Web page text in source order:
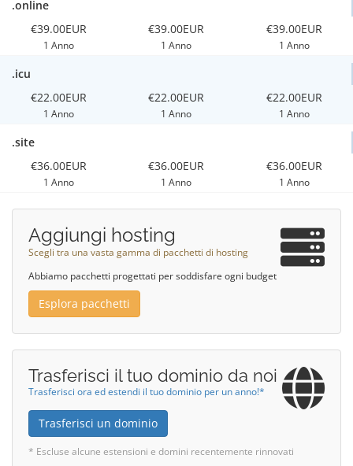
.online
€39.00EUR
1 Anno
€39.00EUR
1 Anno
€39.00EUR
1 Anno
.icu
€22.00EUR
1 Anno
€22.00EUR
1 Anno
€22.00EUR
1 Anno
.site
€36.00EUR
1 Anno
€36.00EUR
1 Anno
€36.00EUR
1 Anno
Aggiungi hosting
Scegli tra una vasta gamma di pacchetti di hosting
Abbiamo pacchetti progettati per soddisfare ogni budget
Esplora pacchetti
Trasferisci il tuo dominio da noi
Trasferisci ora ed estendi il tuo dominio per un anno!*
Trasferisci un dominio
* Escluse alcune estensioni e domini recentemente rinnovati